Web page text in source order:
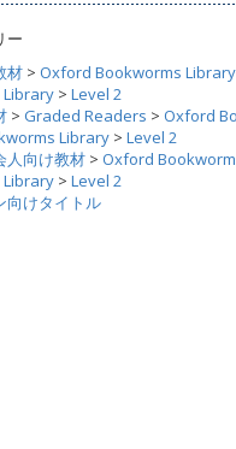
ー
材 > Oxford Bookworms Library
> Level 2
> Graded Readers > Oxford
Library > Level 2
人向け教材 > Oxford
> Level 2
向けタイトル